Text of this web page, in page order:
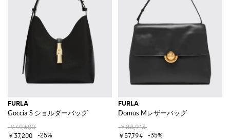
FURLA
Goccia S ショルダーバッグ
￥49,600
￥37,200
-25%
FURLA
Domus Mレザーバッグ
￥88,913
￥57,794
-35%